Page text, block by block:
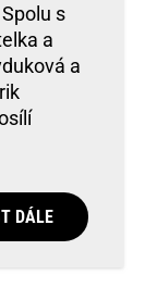
s
a
a
DÁLE